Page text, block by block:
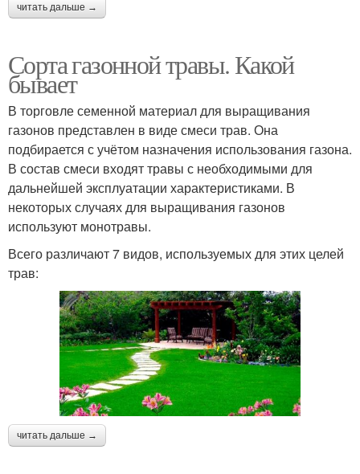
читать дальше →
Сорта газонной травы. Какой
бывает
В торговле семенной материал для выращивания
газонов представлен в виде смеси трав. Она
подбирается с учётом назначения использования газона.
В состав смеси входят травы с необходимыми для
дальнейшей эксплуатации характеристиками. В
некоторых случаях для выращивания газонов
используют монотравы.
Всего различают 7 видов, используемых для этих целей
трав:
читать дальше →